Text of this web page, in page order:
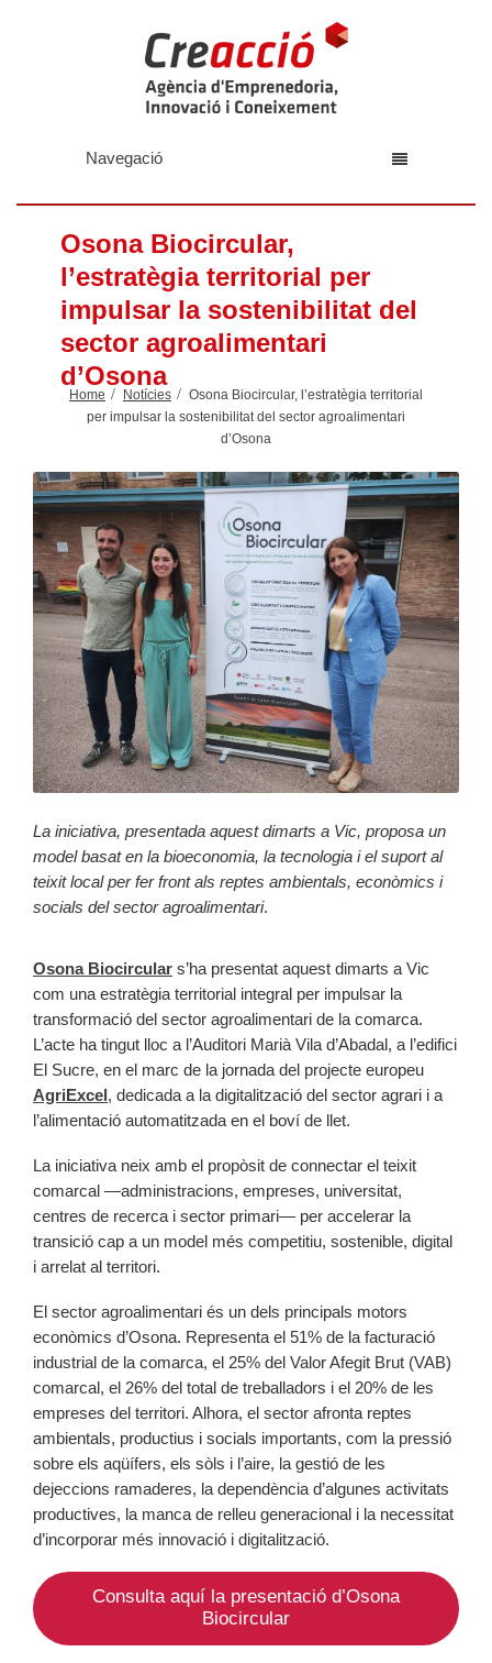
Navegació
Osona Biocircular,
l’estratègia territorial per
impulsar la sostenibilitat del
sector agroalimentari
d’Osona
Home Notícies
Osona Biocircular, l’estratègia territorial
per impulsar la sostenibilitat del sector agroalimentari
d’Osona
La iniciativa, presentada aquest dimarts a Vic, proposa un
model basat en la bioeconomia, la tecnologia i el suport al
teixit local per fer front als reptes ambientals, econòmics i
socials del sector agroalimentari.
Osona Biocircular s’ha presentat aquest dimarts a Vic
com una estratègia territorial integral per impulsar la
transformació del sector agroalimentari de la comarca.
L’acte ha tingut lloc a l’Auditori Marià Vila d’Abadal, a l’edifici
El Sucre, en el marc de la jornada del projecte europeu
AgriExcel, dedicada a la digitalització del sector agrari i a
l’alimentació automatitzada en el boví de llet.
La iniciativa neix amb el propòsit de connectar el teixit
comarcal —administracions, empreses, universitat,
centres de recerca i sector primari— per accelerar la
transició cap a un model més competitiu, sostenible, digital
i arrelat al territori.
El sector agroalimentari és un dels principals motors
econòmics d’Osona. Representa el 51% de la facturació
industrial de la comarca, el 25% del Valor Afegit Brut (VAB)
comarcal, el 26% del total de treballadors i el 20% de les
empreses del territori. Alhora, el sector afronta reptes
ambientals, productius i socials importants, com la pressió
sobre els aqüífers, els sòls i l’aire, la gestió de les
dejeccions ramaderes, la dependència d’algunes activitats
productives, la manca de relleu generacional i la necessitat
d’incorporar més innovació i digitalització.
Consulta aquí la presentació d’Osona
Biocircular